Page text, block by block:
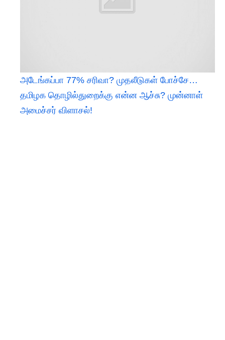
அடேங்கப்பா 77% சரிவா? முதலீடுகள் போச்சே…
தமிழக தொழில்துறைக்கு என்ன ஆச்சு? முன்னாள்
அமைச்சர் விளாசல்!